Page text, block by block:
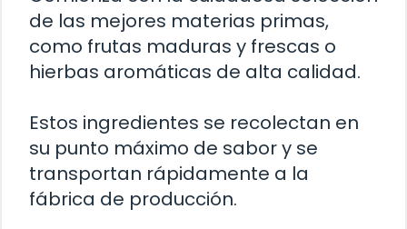
de las mejores materias primas,
como frutas maduras y frescas o
hierbas aromáticas de alta calidad.
Estos ingredientes se recolectan en
su punto máximo de sabor y se
transportan rápidamente a la
fábrica de producción.